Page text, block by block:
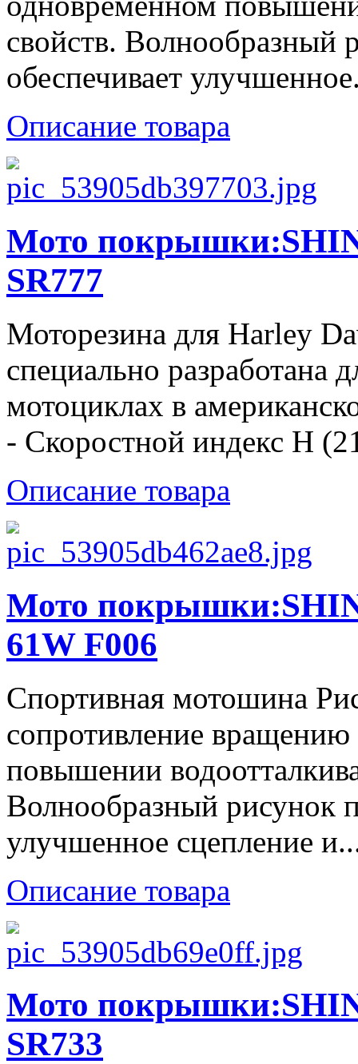
свойств. Волнообразный
обеспечивает
Описание товара
Мото
SR777
Моторезина для Harley
специально разработана
мотоциклах в
- Скоростной индекс H
Описание товара
Мото
61W F006
Спортивная мотошина
сопротивление
повышении
Волнообразный рисунок
улучшенное сцепление
Описание товара
Мото
SR733